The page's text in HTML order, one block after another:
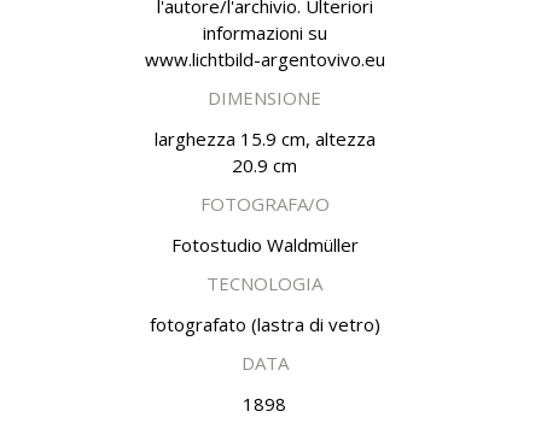
l'autore/l'archivio. Ulteriori
informazioni su
www.lichtbild-argentovivo.eu
DIMENSIONE
larghezza 15.9 cm, altezza
20.9 cm
FOTOGRAFA/O
Fotostudio Waldmüller
TECNOLOGIA
fotografato (lastra di vetro)
DATA
1898